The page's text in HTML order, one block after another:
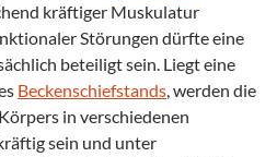
kräftiger Muskulatur
Störungen dürfte eine
beteiligt sein. Liegt eine
Beckenschiefstands, werden die
in verschiedenen
sein und unter